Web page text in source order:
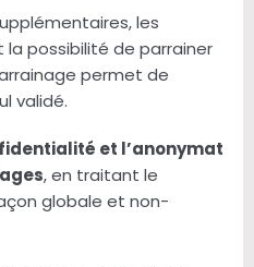
les
possibilité de parrainer
permet de
validé.
et l’anonymat
, en traitant le
globale et non-